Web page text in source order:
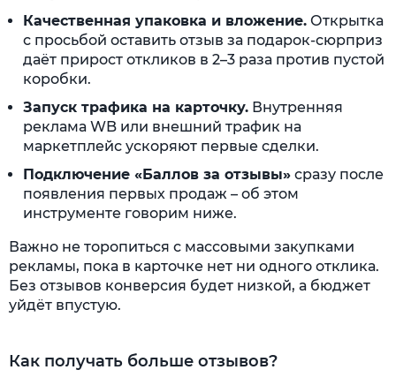
Качественная упаковка и вложение. Открытка
с просьбой оставить отзыв за подарок-сюрприз
даёт прирост откликов в 2–3 раза против пустой
коробки.
Запуск трафика на карточку. Внутренняя
реклама WB или внешний трафик на
маркетплейс ускоряют первые сделки.
Подключение «Баллов за отзывы» сразу после
появления первых продаж – об этом
инструменте говорим ниже.
Важно не торопиться с массовыми закупками
рекламы, пока в карточке нет ни одного отклика.
Без отзывов конверсия будет низкой, а бюджет
уйдёт впустую.
Как получать больше отзывов?